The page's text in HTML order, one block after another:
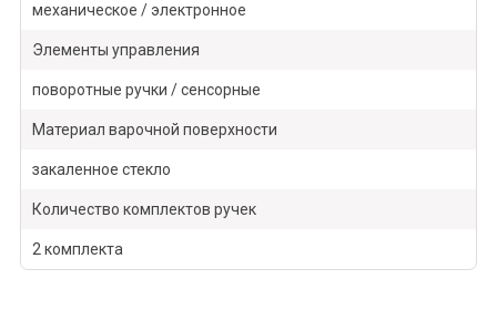
механическое / электронное
Элементы управления
поворотные ручки / сенсорные
Материал варочной поверхности
закаленное стекло
Количество комплектов ручек
2 комплекта